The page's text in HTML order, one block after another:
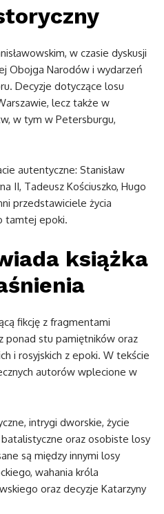
w czasie dyskusji
Obojga Narodów i wydarzeń
Decyzje dotyczące losu
lecz także w
w tym w Petersburgu,
autentyczne: Stanisław
II, Tadeusz Kościuszko, Hugo
przedstawiciele życia
tamtej epoki.
książka
fikcję z fragmentami
ponad stu pamiętników oraz
i rosyjskich z epoki. W tekście
autorów wplecione w
intrygi dworskie, życie
oraz osobiste losy
są między innymi losy
wahania króla
oraz decyzje Katarzyny